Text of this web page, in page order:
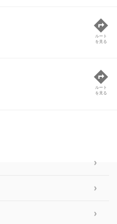
ルート
を見る
ルート
を見る